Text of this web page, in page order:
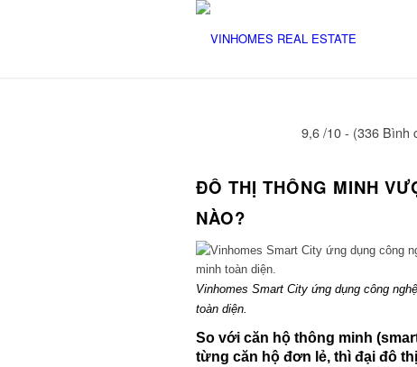
9,6 /10 - (336 Bình
ĐÔ THỊ THÔNG MINH
NÀO?
Vinhomes Smart City ứng dụng công
toàn diện.
So với căn hộ thông minh
từng căn hộ đơn lẻ, thì đại đô